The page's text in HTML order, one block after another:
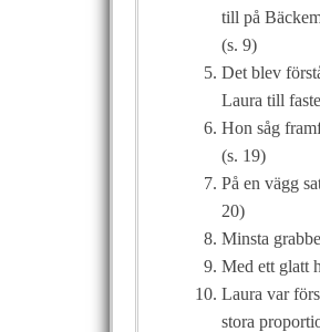
till på
(s. 9)
Det blev
Laura till
Hon såg
(s. 19)
På en vägg
20)
Minsta
Med ett glatt
Laura var
stora